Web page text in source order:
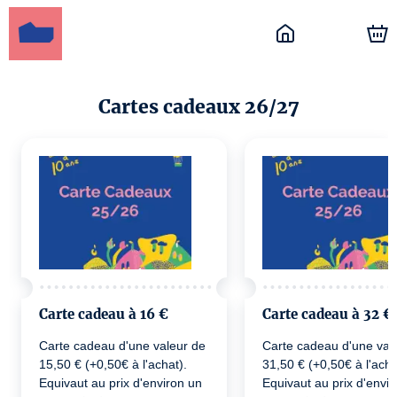
Cartes cadeaux 26/27
Carte cadeau à 16 €
Carte cadeau d'une valeur de
15,50 € (+0,50€ à l'achat).
Equivaut au prix d'environ un
Carte cadeau à 32 €
Carte cadeau d'une
31,50 € (+0,50€ à
Equivaut au prix